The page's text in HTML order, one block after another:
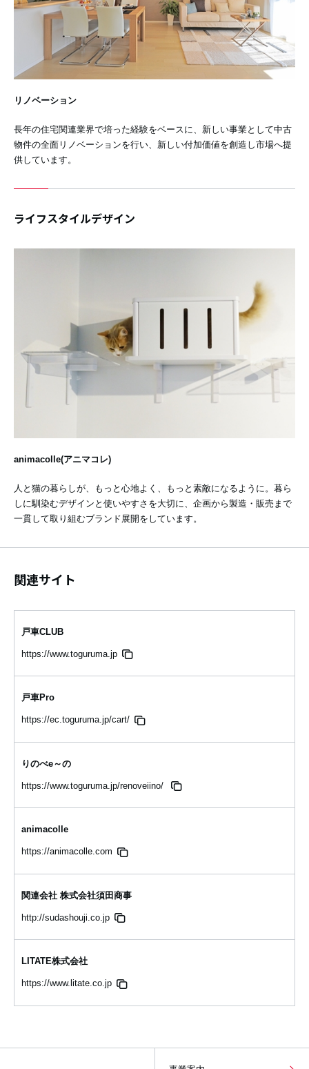
リノベーション
長年の住宅関連業界で培った経験をベースに、新しい事業として中古
物件の全面リノベーションを行い、新しい付加価値を創造し市場へ提
供しています。
ライフスタイルデザイン
animacolle(アニマコレ)
人と猫の暮らしが、もっと心地よく、もっと素敵になるように。暮ら
しに馴染むデザインと使いやすさを大切に、企画から製造・販売まで
一貫して取り組むブランド展開をしています。
関連サイト
戸車CLUB
https://www.toguruma.jp
戸車Pro
https://ec.toguruma.jp/cart/
りのべe～の
https://www.toguruma.jp/renoveiino/
animacolle
https://animacolle.com
関連会社 株式会社須田商事
http://sudashouji.co.jp
LITATE株式会社
https://www.litate.co.jp